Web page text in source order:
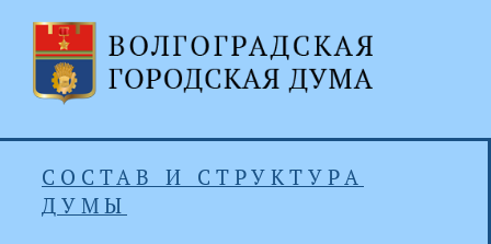
СОСТАВ И СТРУКТУРА
ДУМЫ